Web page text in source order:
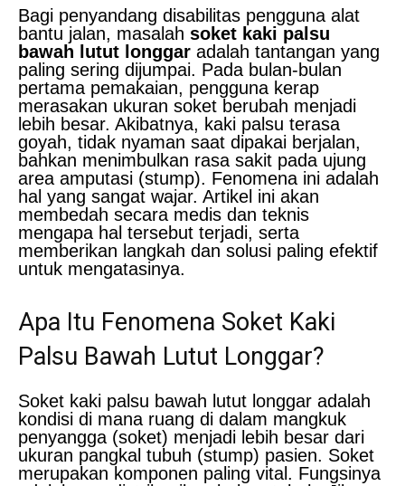
Bagi penyandang disabilitas pengguna alat
bantu jalan, masalah soket kaki palsu
bawah lutut longgar adalah tantangan yang
paling sering dijumpai. Pada bulan-bulan
pertama pemakaian, pengguna kerap
merasakan ukuran soket berubah menjadi
lebih besar. Akibatnya, kaki palsu terasa
goyah, tidak nyaman saat dipakai berjalan,
bahkan menimbulkan rasa sakit pada ujung
area amputasi (stump). Fenomena ini adalah
hal yang sangat wajar. Artikel ini akan
membedah secara medis dan teknis
mengapa hal tersebut terjadi, serta
memberikan langkah dan solusi paling efektif
untuk mengatasinya.
Apa Itu Fenomena Soket Kaki
Palsu Bawah Lutut Longgar?
Soket kaki palsu bawah lutut longgar adalah
kondisi di mana ruang di dalam mangkuk
penyangga (soket) menjadi lebih besar dari
ukuran pangkal tubuh (stump) pasien. Soket
merupakan komponen paling vital. Fungsinya